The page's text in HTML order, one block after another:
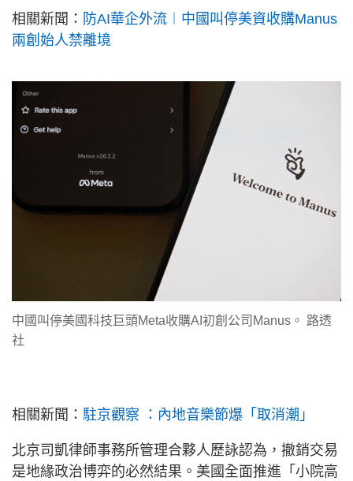
相關新聞： 防AI華企外流︱中國叫停美資收購Manus
兩創始人禁離境
中國叫停美國科技巨頭Meta收購AI初創公司Manus。 路透
社
相關新聞： 駐京觀察 ：內地音樂節爆「取消潮」
北京司凱律師事務所管理合夥人歷詠認為，撤銷交易
是地緣政治博弈的必然結果。美國全面推進「小院高